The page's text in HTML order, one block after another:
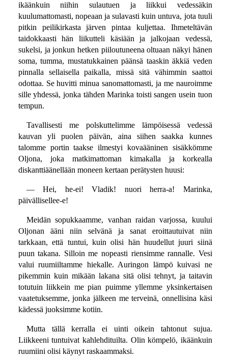
ikäänkuin niihin sulautuen ja liikkui vedessäkin
kuulumattomasti, nopeaan ja sulavasti kuin untuva, jota tuuli
pitkin peilikirkasta järven pintaa kuljettaa. Ihmeteltävän
taidokkaasti hän liikutteli käsiään ja jalkojaan vedessä,
sukelsi, ja jonkun hetken piiloutuneena oltuaan näkyi hänen
soma, tumma, mustatukkainen päänsä taaskin äkkiä veden
pinnalla sellaisella paikalla, missä sitä vähimmin saattoi
odottaa. Se huvitti minua sanomattomasti, ja me nauroimme
sille yhdessä, jonka tähden Marinka toisti sangen usein tuon
tempun.
Tavallisesti me polskuttelimme lämpöisessä vedessä
kauvan yli puolen päivän, aina siihen saakka kunnes
talomme portin taakse ilmestyi kovaääninen sisäkkömme
Oljona, joka matkimattoman kimakalla ja korkealla
diskanttiäänellään moneen kertaan perätysten huusi:
— Hei, he-ei! Vladik! nuori herra-a! Marinka,
päivällisellee-e!
Meidän sopukkaamme, vanhan raidan varjossa, kuului
Oljonan ääni niin selvänä ja sanat eroittautuivat niin
tarkkaan, että tuntui, kuin olisi hän huudellut juuri siinä
puun takana. Silloin me nopeasti riensimme rannalle. Vesi
valui ruumiiltamme hiekalle. Auringon lämpö kuivasi ne
pikemmin kuin mikään lakana sitä olisi tehnyt, ja taitavin
totutuin liikkein me pian puimme yllemme yksinkertaisen
vaatetuksemme, jonka jälkeen me terveinä, onnellisina käsi
kädessä juoksimme kotiin.
Mutta tällä kerralla ei uinti oikein tahtonut sujua.
Liikkeeni tuntuivat kahlehdituilta. Olin kömpelö, ikäänkuin
ruumiini olisi käynyt raskaammaksi.